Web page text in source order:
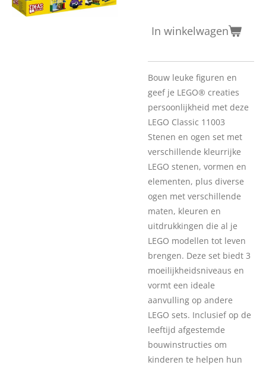
In winkelwagen
Bouw leuke figuren en
geef je LEGO® creaties
persoonlijkheid met deze
LEGO Classic 11003
Stenen en ogen set met
verschillende kleurrijke
LEGO stenen, vormen en
elementen, plus diverse
ogen met verschillende
maten, kleuren en
uitdrukkingen die al je
LEGO modellen tot leven
brengen. Deze set biedt 3
moeilijkheidsniveaus en
vormt een ideale
aanvulling op andere
LEGO sets. Inclusief op de
leeftijd afgestemde
bouwinstructies om
kinderen te helpen hun